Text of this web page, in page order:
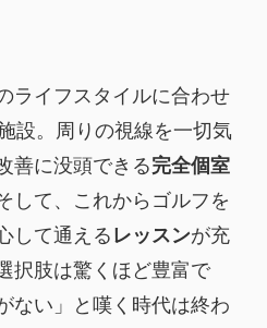
ライフスタイルに合わせ
設。周りの視線を一切気
善に没頭できる完全個室
して、これからゴルフを
して通える レッスンが充
択肢は驚くほど豊富で
ない」と嘆く時代は終わ